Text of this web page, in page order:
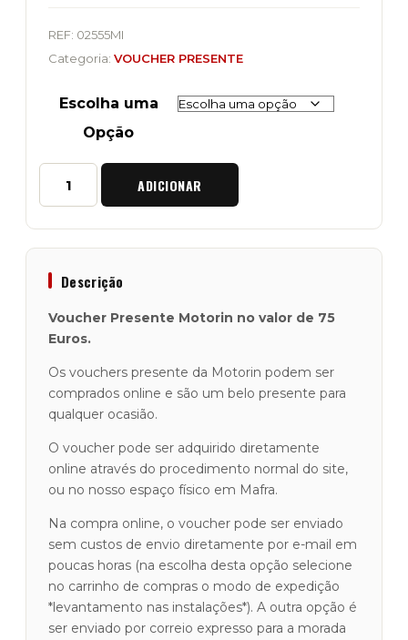
REF: 02555MI
Categoria: VOUCHER PRESENTE
Escolha uma
Opção
Quantidade
Voucher
Valor
de
75
Euros
ADICIONAR
Descrição
Voucher Presente Motorin no valor de 75
Euros.
Os vouchers presente da Motorin podem ser
comprados online e são um belo presente para
qualquer ocasião.
O voucher pode ser adquirido diretamente
online através do procedimento normal do site,
ou no nosso espaço físico em Mafra.
Na compra online, o voucher pode ser enviado
sem custos de envio diretamente por e-mail em
poucas horas (na escolha desta opção selecione
no carrinho de compras o modo de expedição
*levantamento nas instalações*). A outra opção é
ser enviado por correio expresso para a morada